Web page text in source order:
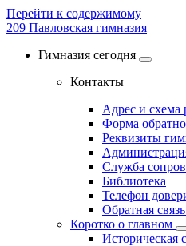
Перейти к содержимому
209 Павловская гимназия
Гимназия сегодня
Контакты
Адрес и схема
Форма
Реквизиты
Служба
Библиотека
Телефон
Обратная
Коротко о главном
Историческая